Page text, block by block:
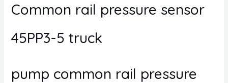
Common rail pressure sensor
45PP3-5 truck
pump common rail pressure